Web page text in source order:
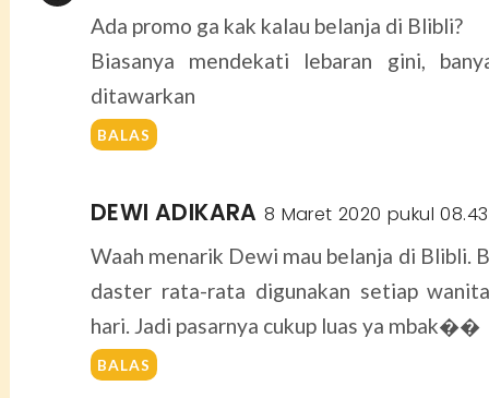
Ada promo ga kak kalau belanja di Blibli?
Biasanya mendekati lebaran gini,
ditawarkan
BALAS
DEWI ADIKARA 8 Maret 2020 pukul 08.43
Waah menarik Dewi mau belanja di Blibli.
daster rata-rata digunakan setiap
hari. Jadi pasarnya cukup luas ya mbak��
BALAS